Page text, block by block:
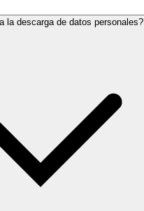
la descarga de datos personales?